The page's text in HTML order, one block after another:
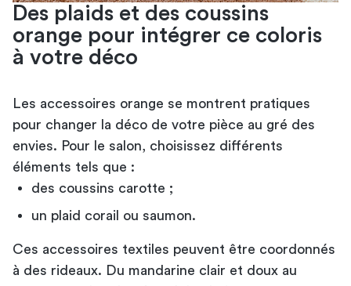
Des plaids et des coussins
orange pour intégrer ce coloris
à votre déco
Les accessoires orange se montrent pratiques
pour changer la déco de votre pièce au gré des
envies. Pour le salon, choisissez différents
éléments tels que :
des coussins carotte ;
un plaid corail ou saumon.
Ces accessoires textiles peuvent être coordonnés
à des rideaux. Du mandarine clair et doux au